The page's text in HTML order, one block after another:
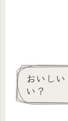
おいし
い？